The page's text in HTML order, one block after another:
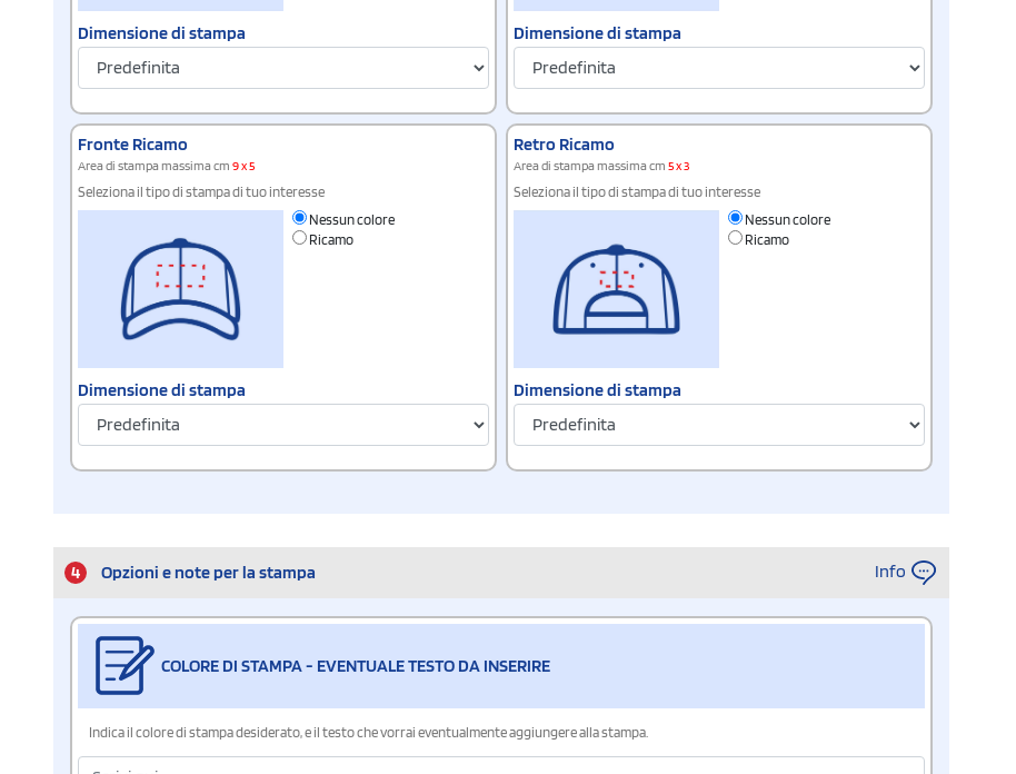
Dimensione di stampa Dimensione di stampa
Fronte Ricamo
Area di stampa massima cm 9 x 5
Seleziona il tipo di stampa di tuo interesse
Nessun colore
Ricamo
Dimensione di stampa
Retro Ricamo
Area di stampa massima cm 5 x 3
Seleziona il tipo di stampa di tuo interesse
Nessun colore
Ricamo
Dimensione di stampa
4 Opzioni e note per la stampa Info
COLORE DI STAMPA - EVENTUALE TESTO DA INSERIRE
Indica il colore di stampa desiderato, e il testo che vorrai eventualmente aggiungere alla stampa.